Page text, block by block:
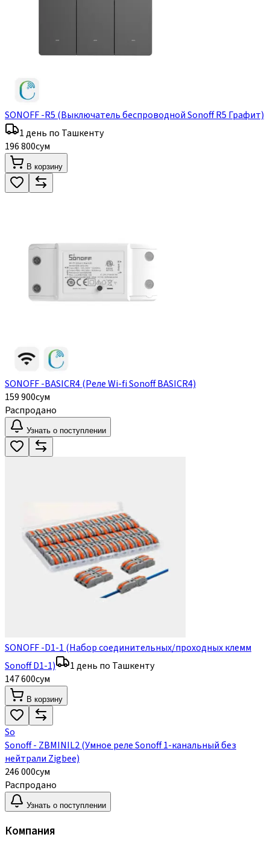
SONOFF -R5 (Выключатель беспроводной Sonoff R5 Графит)
1 день по Ташкенту
196 800сум
В корзину
SONOFF -BASICR4 (Реле Wi-fi Sonoff BASICR4)
159 900сум
Распродано
Узнать о поступлении
SONOFF -D1-1 (Набор соединительных/проходных клемм
Sonoff D1-1)
1 день по Ташкенту
147 600сум
В корзину
So
Sonoff - ZBMINIL2 (Умное реле Sonoff 1-канальный без
нейтрали Zigbee)
246 000сум
Распродано
Узнать о поступлении
Компания